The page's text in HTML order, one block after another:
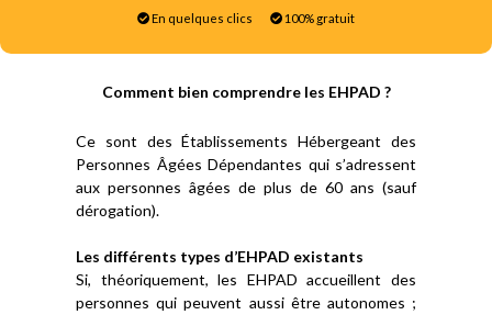
En quelques clics 100% gratuit
Comment bien comprendre les EHPAD ?
Ce sont des Établissements Hébergeant des
Personnes Âgées Dépendantes qui s’adressent
aux personnes âgées de plus de 60 ans (sauf
dérogation).
Les différents types d’EHPAD existants
Si, théoriquement, les EHPAD accueillent des
personnes qui peuvent aussi être autonomes ;